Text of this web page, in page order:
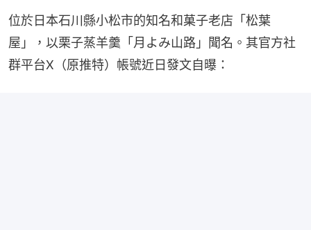
位於日本石川縣小松市的知名和菓子老店「松葉
屋」，以栗子蒸羊羹「月よみ山路」聞名。其官方社
群平台X（原推特）帳號近日發文自曝：